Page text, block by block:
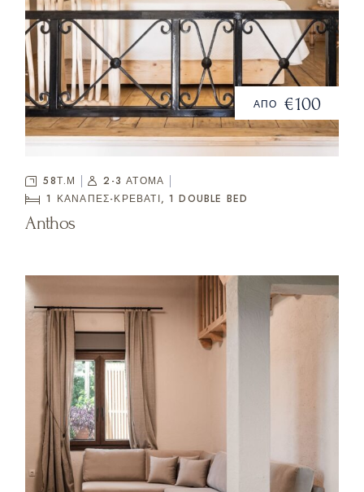
ΑΠΟ €100
58Τ.Μ
2-3 ΑΤΟΜΑ
1 ΚΑΝΑΠΈΣ-ΚΡΕΒΆΤΙ, 1 DOUBLE BED
Anthos